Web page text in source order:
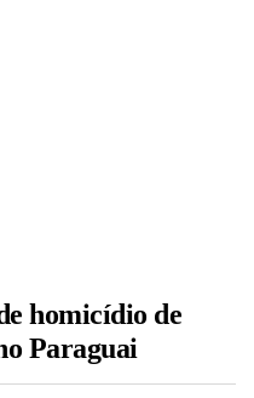
homicídio de
Paraguai